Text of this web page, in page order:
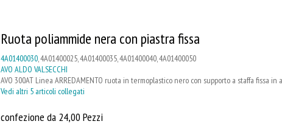
Ruota poliammide nera con piastra fissa
4A01400030, 4A01400025, 4A01400035, 4A01400040, 4A01400050
AVO ALDO VALSECCHI
AVO 300AT Linea ARREDAMENTO ruota in termoplastico nero con supporto a staffa fissa in
Vedi altri 5 articoli collegati
confezione da 24,00 Pezzi